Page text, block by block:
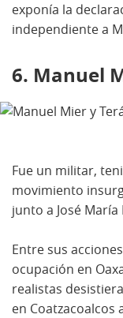
exponía la
independiente a
6. Manuel
Fue un militar,
movimiento
junto a José
Entre sus
ocupación en
realistas
en